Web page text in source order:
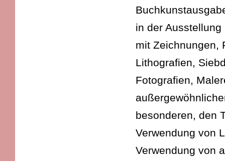
in der
mit Zeichnungen,
Lithografien,
Fotografien,
besonderen, den
Verwendung von
Verwendung von